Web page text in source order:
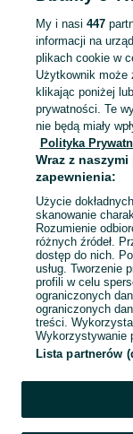
KATEGORIA
Mapa kategorii
Mapa miejscowości
Mapa ministron
Popularne
My i nasi 447
informacji na
plikach cookie w
Użytkownik może
klikając poniżej
prywatności. Te
nie będą miały
Polityka
Wraz z
zapewnienia:
Użycie
skanowanie
Rozumienie
różnych źródeł.
dostęp do nich.
usług. Tworzenie
profili w celu
ograniczonych
ograniczonych
treści.
Wykorzystywanie
Lista partnerów